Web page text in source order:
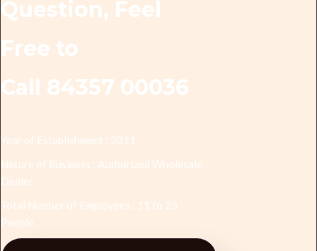
Question, Feel
Free to
Call 84357 00036
Year of Establishment : 2011
Nature of Business : Authorized Wholesale
Dealer
Total Number of Employees : 11 to 25
People